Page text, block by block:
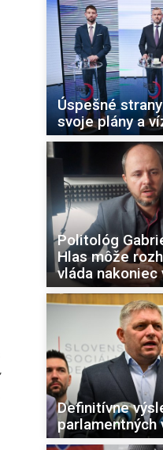
Úspešné
svoje plány a
Politológ
Hlas môže
vláda nakoniec
Definitívne
parlamentných